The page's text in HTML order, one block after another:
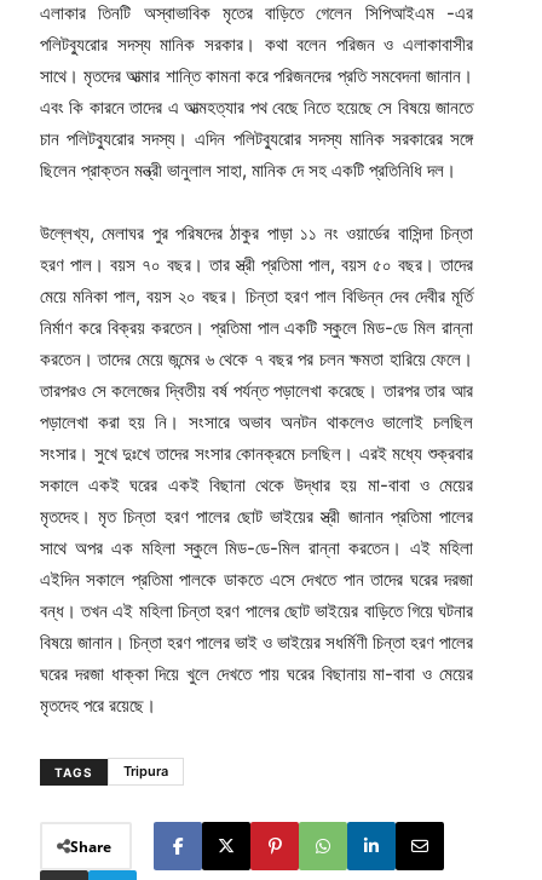
এলাকার তিনটি অস্বাভাবিক মৃতের বাড়িতে গেলেন সিপিআইএম -এর
পলিটব্যুরোর সদস্য মানিক সরকার। কথা বলেন পরিজন ও এলাকাবাসীর
সাথে। মৃতদের আত্মার শান্তি কামনা করে পরিজনদের প্রতি সমবেদনা জানান।
এবং কি কারনে তাদের এ আত্মহত্যার পথ বেছে নিতে হয়েছে সে বিষয়ে জানতে
চান পলিটব্যুরোর সদস্য। এদিন পলিটব্যুরোর সদস্য মানিক সরকারের সঙ্গে
ছিলেন প্রাক্তন মন্ত্রী ভানুলাল সাহা, মানিক দে সহ একটি প্রতিনিধি দল।
উল্লেখ্য, মেলাঘর পুর পরিষদের ঠাকুর পাড়া ১১ নং ওয়ার্ডের বাসিন্দা চিন্তা
হরণ পাল। বয়স ৭০ বছর। তার স্ত্রী প্রতিমা পাল, বয়স ৫০ বছর। তাদের
মেয়ে মনিকা পাল, বয়স ২০ বছর। চিন্তা হরণ পাল বিভিন্ন দেব দেবীর মূর্তি
নির্মাণ করে বিক্রয় করতেন। প্রতিমা পাল একটি স্কুলে মিড-ডে মিল রান্না
করতেন। তাদের মেয়ে জন্মের ৬ থেকে ৭ বছর পর চলন ক্ষমতা হারিয়ে ফেলে।
তারপরও সে কলেজের দ্বিতীয় বর্ষ পর্যন্ত পড়ালেখা করেছে। তারপর তার আর
পড়ালেখা করা হয় নি। সংসারে অভাব অনটন থাকলেও ভালোই চলছিল
সংসার। সুখে দুঃখে তাদের সংসার কোনক্রমে চলছিল। এরই মধ্যে শুক্রবার
সকালে একই ঘরের একই বিছানা থেকে উদ্ধার হয় মা-বাবা ও মেয়ের
মৃতদেহ। মৃত চিন্তা হরণ পালের ছোট ভাইয়ের স্ত্রী জানান প্রতিমা পালের
সাথে অপর এক মহিলা স্কুলে মিড-ডে-মিল রান্না করতেন। এই মহিলা
এইদিন সকালে প্রতিমা পালকে ডাকতে এসে দেখতে পান তাদের ঘরের দরজা
বন্ধ। তখন এই মহিলা চিন্তা হরণ পালের ছোট ভাইয়ের বাড়িতে গিয়ে ঘটনার
বিষয়ে জানান। চিন্তা হরণ পালের ভাই ও ভাইয়ের সধর্মিণী চিন্তা হরণ পালের
ঘরের দরজা ধাক্কা দিয়ে খুলে দেখতে পায় ঘরের বিছানায় মা-বাবা ও মেয়ের
মৃতদেহ পরে রয়েছে।
TAGS Tripura
Share